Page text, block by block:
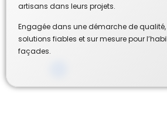
artisans dans leurs projets.
Engagée dans une démarche de
solutions fiables et sur mesure pour
façades.